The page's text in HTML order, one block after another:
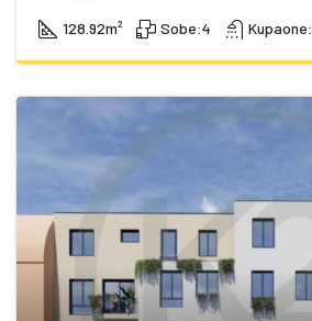
128.92m² Sobe:4 Kupaone: